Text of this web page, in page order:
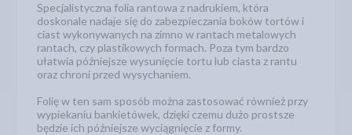
Specjalistyczna folia rantowa z nadrukiem, która
doskonale nadaje się do zabezpieczania boków tortów i
ciast wykonywanych na zimno w rantach metalowych
rantach, czy plastikowych formach. Poza tym bardzo
ułatwia późniejsze wysunięcie tortu lub ciasta z rantu
oraz chroni przed wysychaniem.
Folię w ten sam sposób można zastosować również przy
wypiekaniu bankietówek, dzięki czemu dużo prostsze
będzie ich późniejsze wyciągnięcie z formy.